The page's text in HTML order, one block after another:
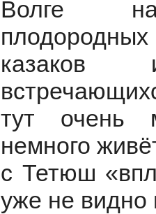
Волге
казаков
тут очень
немного
с Тетюш
уже не видно